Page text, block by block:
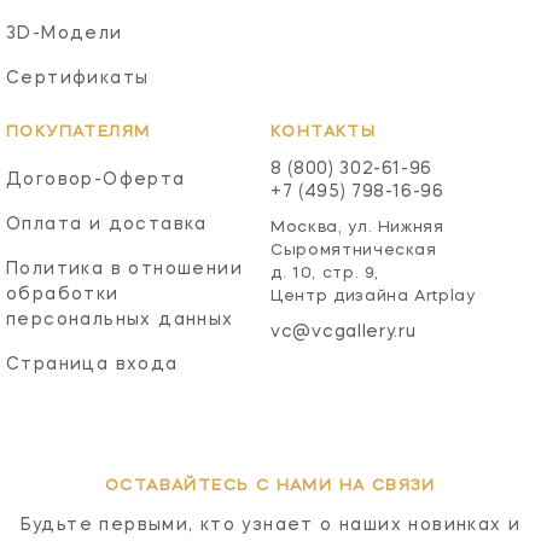
3D-Модели
Сертификаты
ПОКУПАТЕЛЯМ
Договор-Оферта
Оплата и доставка
Политика в отношении
обработки
персональных данных
Страница входа
КОНТАКТЫ
8 (800) 302-61-96
+7 (495) 798-16-96
Москва, ул. Нижняя
Сыромятническая
д. 10, стр. 9,
Центр дизайна Artplay
vc@vcgallery.ru
ОСТАВАЙТЕСЬ С НАМИ НА СВЯЗИ
Будьте первыми, кто узнает о наших новинках и